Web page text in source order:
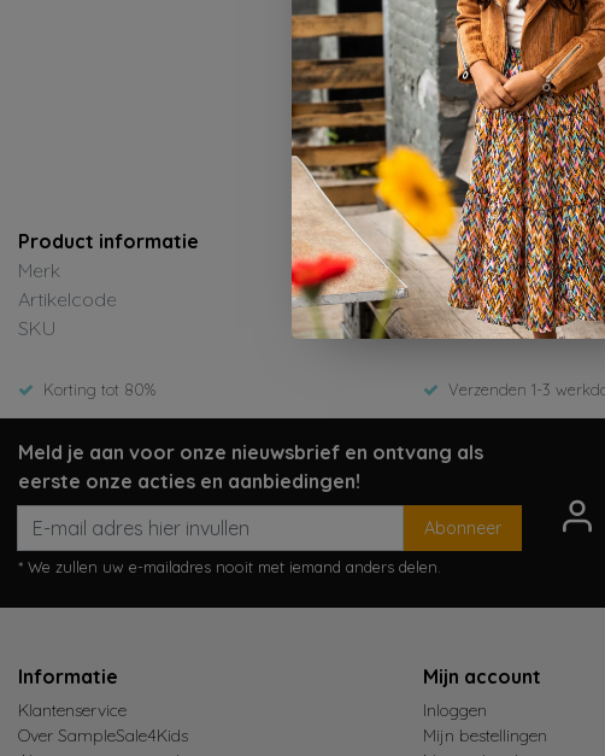
Product informatie
Merk
Le Chic
Artikelcode
C511-5120-
SKU
Zomer 2026
Korting tot 80% Verzenden 1-3
Meld je aan voor onze nieuwsbrief en ontvang als
eerste onze acties en aanbiedingen!
Abonneer
* We zullen uw e-mailadres nooit met iemand anders delen.
Informatie
Klantenservice
Over SampleSale4Kids
Mijn account
Inloggen
Mijn bestellingen